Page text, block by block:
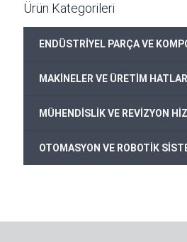
Ürün Kategorileri
ENDÜSTRİYEL PARÇA VE
MAKİNELER VE ÜRETİM HATLARI
MÜHENDİSLİK VE REVİZYON
OTOMASYON VE ROBOTİK